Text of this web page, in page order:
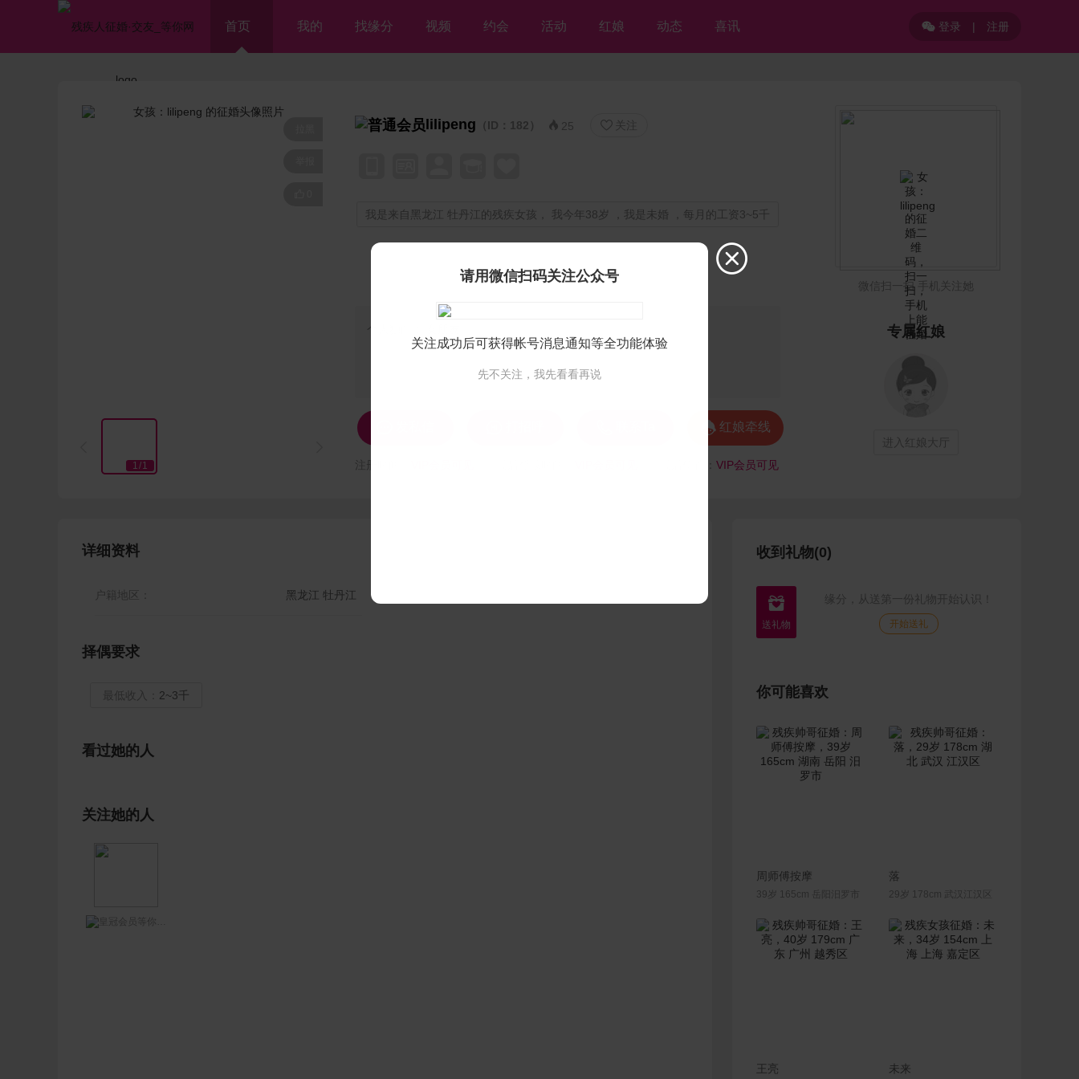
首页 我的 找缘分 视频 约会 活动 红娘 动态 喜讯 登录 | 注册
1/1
lilipeng （ID：182）  25  关注
我是来自黑龙江 牡丹江的残疾女孩， 我今年38岁 ，我是未婚 ，每月的工资3~5千
个人独白：
 红娘牵线
VIP会员可见
微信扫一扫 手机关注她
专属红娘
进入红娘大厅
详细资料
户籍地区： 黑龙江 牡丹江
择偶要求
最低收入： 2~3千
看过她的人
关注她的人
等你网王哥
收到礼物(0)
 缘分，从送第一份礼物开始认识！
开始送礼
你可能喜欢
联系Ta
周师傅按摩
39岁 165cm 岳阳汨罗市
落
29岁 178cm 武汉江汉区
王亮 未来

请用微信扫码关注公众号
关注成功后可获得帐号消息通知等全功能体验
先不关注，我先看看再说